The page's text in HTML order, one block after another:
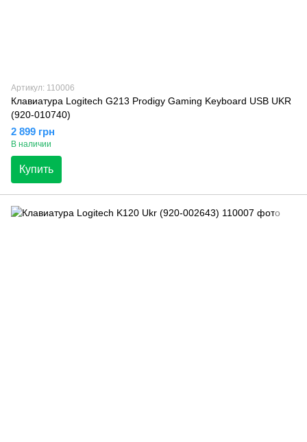
Артикул: 110006
Клавиатура Logitech G213 Prodigy Gaming Keyboard USB UKR
(920-010740)
2 899 грн
В наличии
Купить